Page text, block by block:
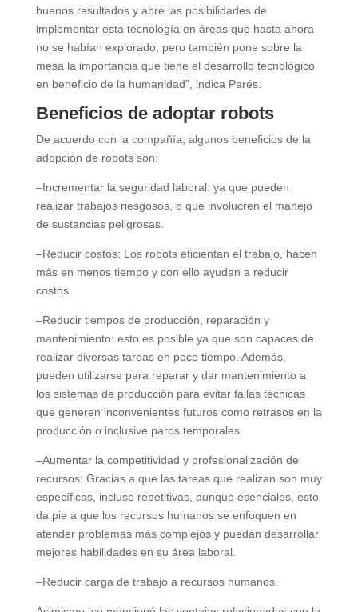
buenos resultados y abre las posibilidades de
implementar esta tecnología en áreas que hasta ahora
no se habían explorado, pero también pone sobre la
mesa la importancia que tiene el desarrollo tecnológico
en beneficio de la humanidad”, indica Parés.
Beneficios de adoptar robots
De acuerdo con la compañía, algunos beneficios de la
adopción de robots son:
–Incrementar la seguridad laboral: ya que pueden
realizar trabajos riesgosos, o que involucren el manejo
de sustancias peligrosas.
–Reducir costos: Los robots eficientan el trabajo, hacen
más en menos tiempo y con ello ayudan a reducir
costos.
–Reducir tiempos de producción, reparación y
mantenimiento: esto es posible ya que son capaces de
realizar diversas tareas en poco tiempo. Además,
pueden utilizarse para reparar y dar mantenimiento a
los sistemas de producción para evitar fallas técnicas
que generen inconvenientes futuros como retrasos en la
producción o inclusive paros temporales.
–Aumentar la competitividad y profesionalización de
recursos: Gracias a que las tareas que realizan son muy
específicas, incluso repetitivas, aunque esenciales, esto
da pie a que los recursos humanos se enfoquen en
atender problemas más complejos y puedan desarrollar
mejores habilidades en su área laboral.
–Reducir carga de trabajo a recursos humanos.